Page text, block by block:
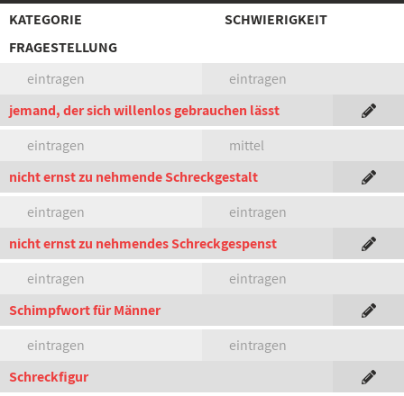
KATEGORIE
SCHWIERIGKEIT
FRAGESTELLUNG
eintragen
eintragen
jemand, der sich willenlos gebrauchen lässt
eintragen
mittel
nicht ernst zu nehmende Schreckgestalt
eintragen
eintragen
nicht ernst zu nehmendes Schreckgespenst
eintragen
eintragen
Schimpfwort für Männer
eintragen
eintragen
Schreckfigur